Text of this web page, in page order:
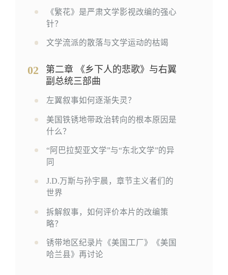
《繁花》是严肃文学影视改编的强心
针？
文学流派的散落与文学运动的枯竭
02
第二章 《乡下人的悲歌》与右翼
副总统三部曲
左翼叙事如何逐渐失灵？
美国铁锈地带政治转向的根本原因是
什么？
“阿巴拉契亚文学”与“东北文学”的异
同
J.D.万斯与孙宇晨，章节主义者们的
世界
拆解叙事，如何评价本片的改编策
略？
锈带地区纪录片《美国工厂》《美国
哈兰县》再讨论